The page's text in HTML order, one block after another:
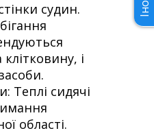
судин.
клітковину, і
Теплі сидячі
області.